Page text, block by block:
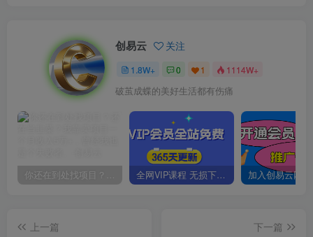
创易云 关注
1.8W+ 0 1 1114W+
破茧成蝶的美好生活都有伤痛
你还在到处找项目？还在当韭菜？我靠卖项目一个月收入5万+，曾经我也是个失败者。 全网VIP课程 无损下载~
上一篇
下一篇